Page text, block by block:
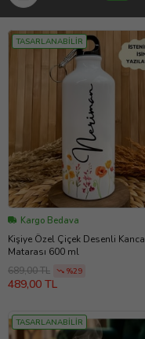
TASARLANABİLİR
Kargo Bedava
Kişiye Özel Çiçek Desenli
Matarası 600 ml
689,00 TL
%29
489,00 TL
TASARLANABİLİR